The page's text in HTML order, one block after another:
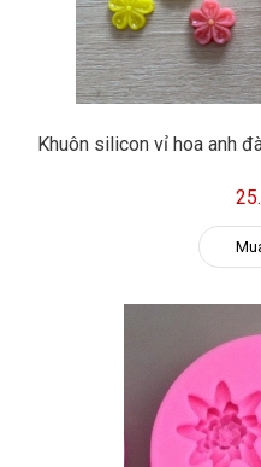
Khuôn silicon vỉ hoa anh